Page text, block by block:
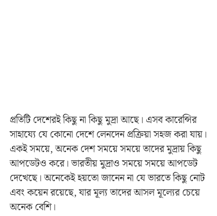
প্রতিটি দেশেরই কিছু না কিছু মুদ্রা আছে। এসব কারেন্সির
সাহায্যে যে কোনো দেশে লেনদেন প্রক্রিয়া সহজ করা যায়।
একই সময়ে, অনেক দেশ সময়ে সময়ে তাদের মুদ্রায় কিছু
আপডেটও করে। ভারতীয় মুদ্রাও সময়ে সময়ে আপডেট
দেখেছে। অনেকেই হয়তো জানেন না যে ভারতে কিছু নোট
এবং কয়েন রয়েছে, যার মূল্য তাদের আসল মূল্যের চেয়ে
অনেক বেশি।